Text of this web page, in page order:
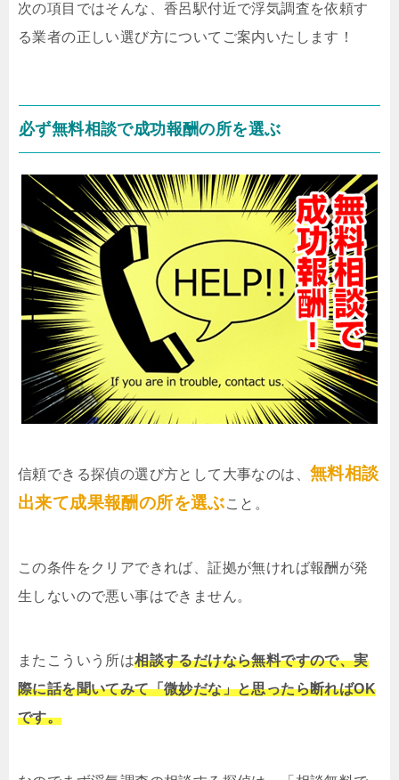
次の項目ではそんな、香呂駅付近で浮気調査を依頼す
る業者の正しい選び方についてご案内いたします！
必ず無料相談で成功報酬の所を選ぶ
信頼できる探偵の選び方として大事なのは、 無料相談
出来て成果報酬の所を選ぶこと。
この条件をクリアできれば、証拠が無ければ報酬が発
生しないので悪い事はできません。
またこういう所は相談するだけなら無料ですので、実
際に話を聞いてみて「微妙だな」と思ったら断ればOK
です。